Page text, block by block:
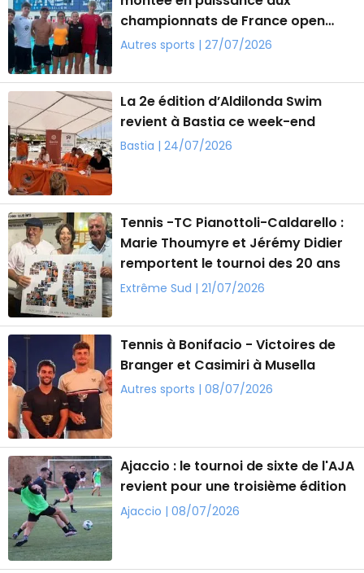
championnats de France open
d'été
Autres sports | 27/07/2026
La 2e édition d’Aldilonda Swim
revient à Bastia ce week-end
Bastia | 24/07/2026
Tennis -TC Pianottoli-Caldarello :
Marie Thoumyre et Jérémy Didier
remportent le tournoi des 20 ans
Extrême Sud | 21/07/2026
Tennis à Bonifacio - Victoires de
Branger et Casimiri à Musella
Autres sports | 08/07/2026
Ajaccio : le tournoi de sixte de l'AJA
revient pour une troisième édition
Ajaccio | 08/07/2026